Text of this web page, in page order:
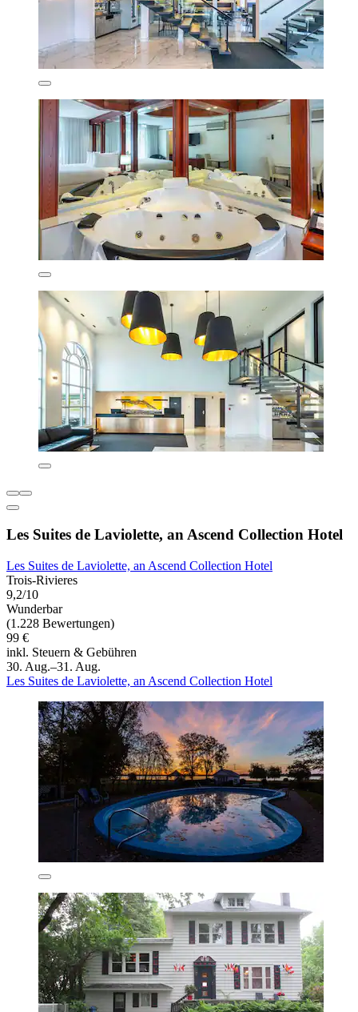
Les Suites de Laviolette, an Ascend Collection Hotel
Les Suites de Laviolette, an Ascend Collection Hotel
Trois-Rivieres
9,2/10
Wunderbar
(1.228 Bewertungen)
99 €
inkl. Steuern & Gebühren
30. Aug.–31. Aug.
Les Suites de Laviolette, an Ascend Collection Hotel